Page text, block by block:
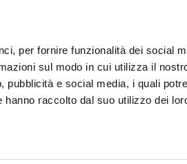
per fornire funzionalità dei social
sul modo in cui utilizza il
e social media, i quali
raccolto dal suo utilizzo dei
TECALLIANCE